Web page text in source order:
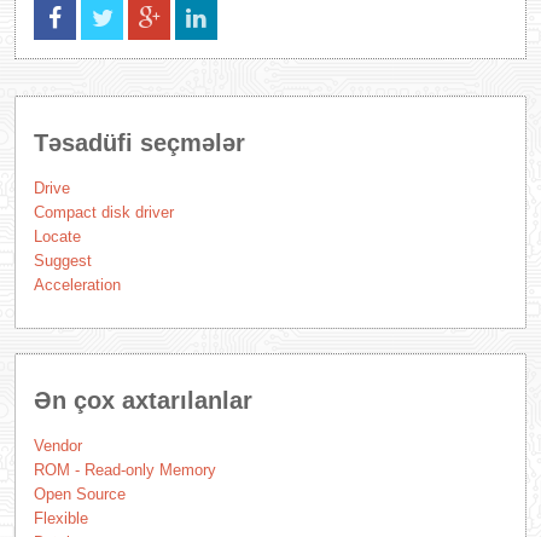
Təsadüfi seçmələr
Drive
Compact disk driver
Locate
Suggest
Acceleration
Ən çox axtarılanlar
Vendor
ROM - Read-only Memory
Open Source
Flexible